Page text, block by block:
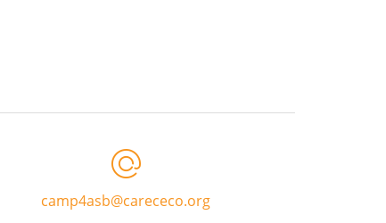
camp4asb@carececo.org